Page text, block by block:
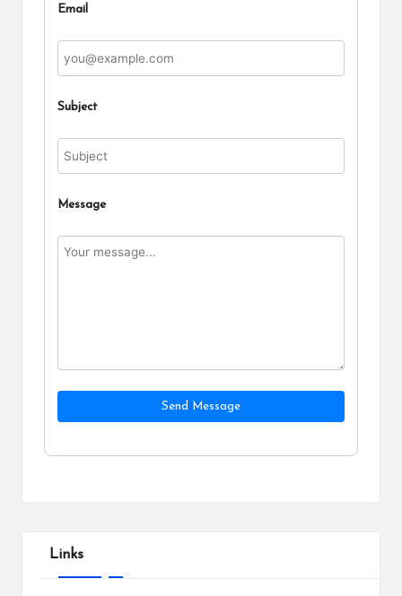
Email
Subject
Message
Send Message
Links